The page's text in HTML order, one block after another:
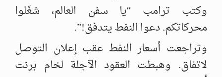
وكتب ترامب “يا سفن العالم، شغّلوا
محركاتكم. دعوا النفط يتدفق!”.
وتراجعت أسعار النفط عقب إعلان التوصل
لاتفاق. وهبطت العقود الآجلة لخام برنت